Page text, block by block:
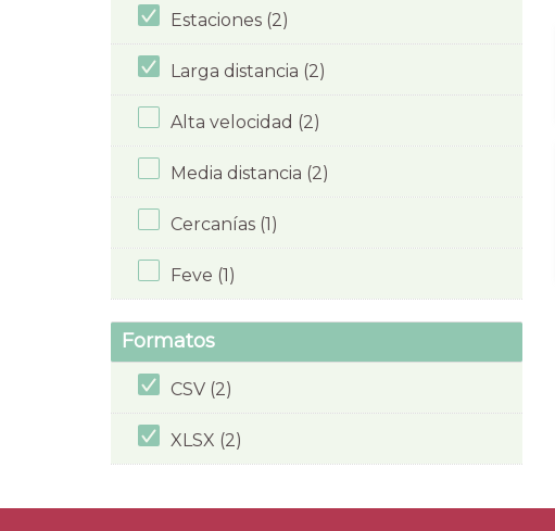
Estaciones (2)
Larga distancia (2)
Alta velocidad (2)
Media distancia (2)
Cercanías (1)
Feve (1)
Formatos
CSV (2)
XLSX (2)